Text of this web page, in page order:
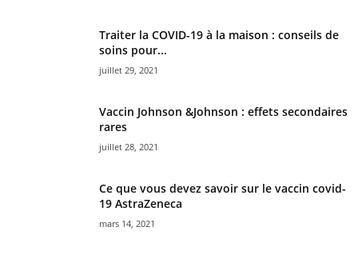
Traiter la COVID-19 à la maison : conseils de
soins pour...
juillet 29, 2021
Vaccin Johnson &Johnson : effets secondaires
rares
juillet 28, 2021
Ce que vous devez savoir sur le vaccin covid-
19 AstraZeneca
mars 14, 2021